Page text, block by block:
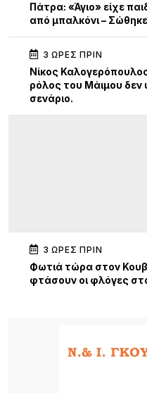
Πάτρα: «Άγιο» είχε
από μπαλκόνι –
3 ΏΡΕΣ ΠΡΙΝ
Νίκος
ρόλος του Μάιμου δεν
σενάριο.
3 ΏΡΕΣ ΠΡΙΝ
Φωτιά τώρα στον
φτάσουν οι φλόγες
Ειδικό Ηλεκτρονικό
Σωματεία Β. Αιγαίου